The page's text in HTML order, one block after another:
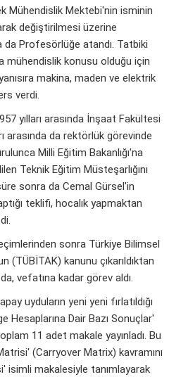
Mühendislik Mektebi'nin isminin
değiştirilmesi üzerine
da Profesörlüğe atandı. Tatbiki
mühendislik konusu olduğu için
makina, maden ve elektrik
verdi.
yılları arasında İnşaat Fakültesi
arasında da rektörlük görevinde
Milli Eğitim Bakanlığı'na
Teknik Eğitim Müsteşarlığını
sonra da Cemal Gürsel'in
teklifi, hocalık yapmaktan
sonra Türkiye Bilimsel
(TÜBİTAK) kanunu çıkarıldıktan
vefatına kadar görev aldı.
uyduların yeni yeni fırlatıldığı
Hesaplarına Dair Bazı Sonuçlar'
11 adet makale yayınladı. Bu
(Carryover Matrix) kavramını
makalesiyle tanımlayarak